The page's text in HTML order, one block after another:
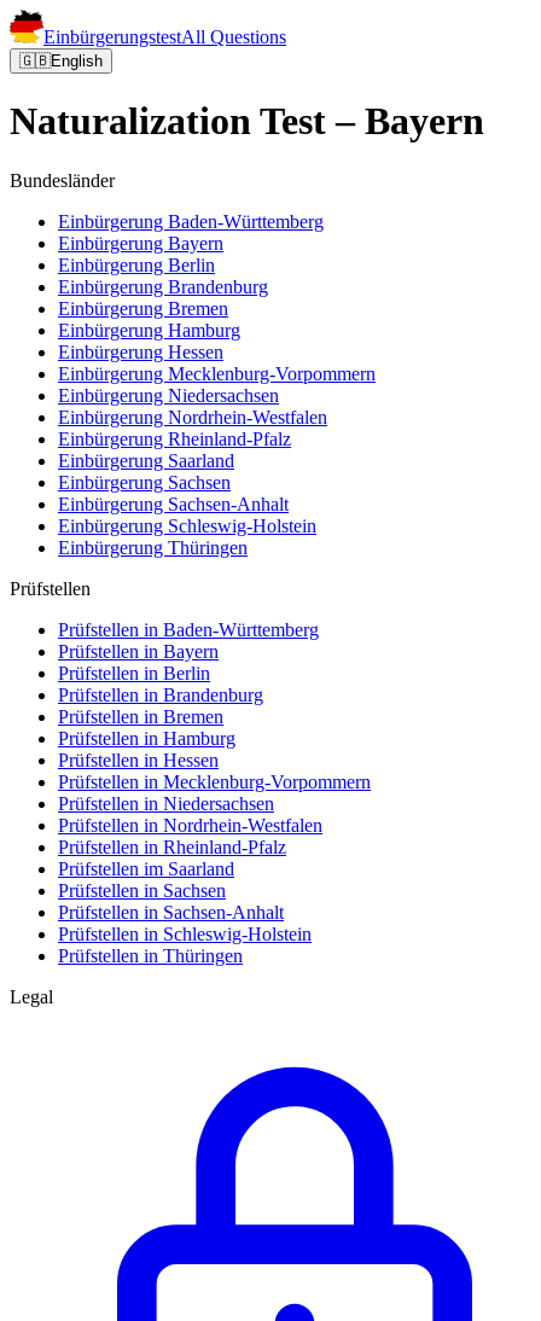
EinbürgerungstestAll Questions
🇬🇧English
Naturalization Test – Bayern
Bundesländer
Einbürgerung Baden-Württemberg
Einbürgerung Bayern
Einbürgerung Berlin
Einbürgerung Brandenburg
Einbürgerung Bremen
Einbürgerung Hamburg
Einbürgerung Hessen
Einbürgerung Mecklenburg-Vorpommern
Einbürgerung Niedersachsen
Einbürgerung Nordrhein-Westfalen
Einbürgerung Rheinland-Pfalz
Einbürgerung Saarland
Einbürgerung Sachsen
Einbürgerung Sachsen-Anhalt
Einbürgerung Schleswig-Holstein
Einbürgerung Thüringen
Prüfstellen
Prüfstellen in Baden-Württemberg
Prüfstellen in Bayern
Prüfstellen in Berlin
Prüfstellen in Brandenburg
Prüfstellen in Bremen
Prüfstellen in Hamburg
Prüfstellen in Hessen
Prüfstellen in Mecklenburg-Vorpommern
Prüfstellen in Niedersachsen
Prüfstellen in Nordrhein-Westfalen
Prüfstellen in Rheinland-Pfalz
Prüfstellen im Saarland
Prüfstellen in Sachsen
Prüfstellen in Sachsen-Anhalt
Prüfstellen in Schleswig-Holstein
Prüfstellen in Thüringen
Legal